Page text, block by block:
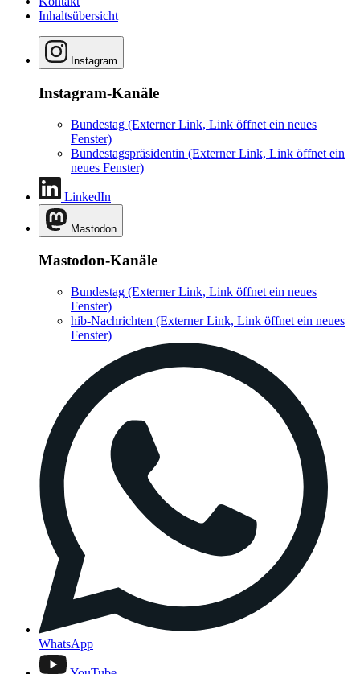
Inhaltsübersicht
Instagram
Instagram-Kanäle
Bundestag (Externer Link, Link öffnet ein neues
Fenster)
Bundestagspräsidentin (Externer Link, Link öffnet ein
neues Fenster)
LinkedIn
Mastodon
Mastodon-Kanäle
Bundestag (Externer Link, Link öffnet ein neues
Fenster)
hib-Nachrichten (Externer Link, Link öffnet ein neues
Fenster)
WhatsApp